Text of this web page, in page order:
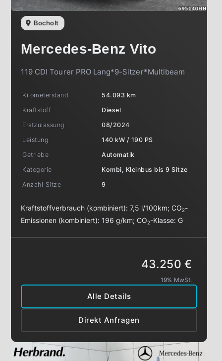
Bocholt
Mercedes-Benz Vito
119 CDI Tourer PRO Lang*9-Sitzer*Multibeam
Kilometerstand
54.093 km
Kraftstoff
Diesel
Erstzulassung
08/2024
Leistung
140 kW / 190 PS
Getriebe
Automatik
Kategorie
Kombi, Kleinbus bis 9 Sitze
Anzahl Sitze
9
Kraftstoffverbrauch (kombiniert):7,5 l/100km;CO2-
Emissionen (kombiniert): 196 g/km;CO2-Klasse:G
Alle Details
Direkt Anfragen
43.250 €
19% MwSt.